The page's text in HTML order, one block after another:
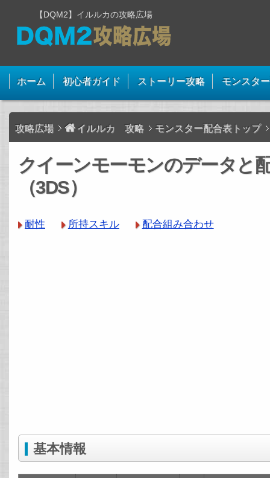
【DQM2】イルルカの攻略広場
ホーム 初心者ガイド ストーリー攻略 モンスタ
攻略広場 イルルカ 攻略 モンスター配合表トップ
クイーンモーモンのデータ
（3DS）
耐性 所持スキル 配合組み合わせ
基本情報